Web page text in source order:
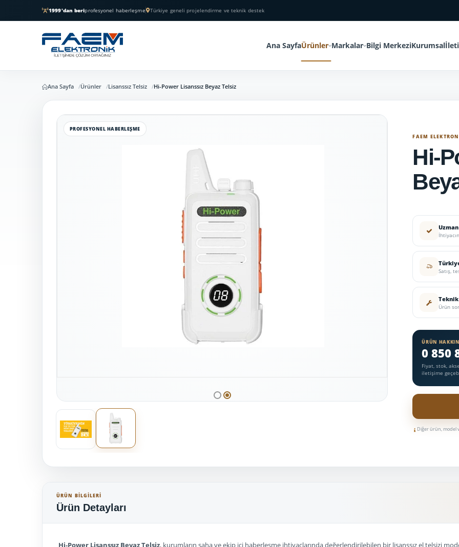
1999'dan beriprofesyonel haberleşme Türkiye geneli projelendirme ve teknik destek
Ana SayfaÜrünler Markalar Bilgi MerkeziKurumsal
Ana Sayfa Ürünler Lisanssız Telsiz Hi-Power Lisanssız Beyaz Telsiz
PROFESYONEL HABERLEŞME
FAEM
Hi-
Satış,
Ürün
ÜRÜN
0 850
Fiyat, stok,
iletişime
Diğer ürün, model
ÜRÜN BILGILERI
Ürün Detayları
Hi-Power Lisanssız Beyaz Telsiz, kurumların saha ve ekip içi haberleşme ihtiyaçlarında değerlendirilebilen bir lisanssız el telsizi